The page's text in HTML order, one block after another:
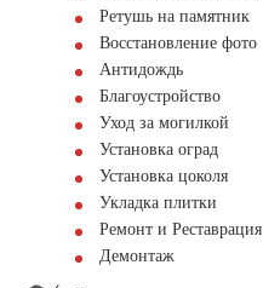
Ретушь на памятник
Восстановление фото
Антидождь
Благоустройство
Уход за могилкой
Установка оград
Установка цоколя
Укладка плитки
Ремонт и Реставрация
Демонтаж